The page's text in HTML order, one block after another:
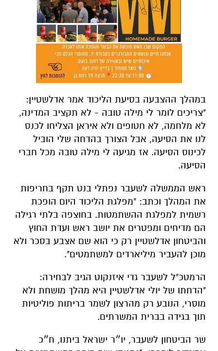
במהלך ההצבעה בסיעת הליכוד אמר אדלשטיין:
"צריכים לומר לי מילה טובה - לא תקציב המדינה,
לא מלחמה, לא חטופים ולא איראן הצליחו לכנס
לנו את הסיעה, אבל הצורך בהדחה שלי הוביל
לכינוס הסיעה. אז מגיעה לי מילה טובה מכל חברי
הסיעה.
ראש הממשלה לשעבר נפתלי בנט תקף בחריפות
את המהלך וכתב: "מפלגת הליכוד היום הופכת
רשמית למפלגת ההשתמטות. בחוצפה בלתי רגילה
הם מדיחים ומפטרים את יושב ראש ועדת החוץ
והביטחון אדלשטיין רק כי הוא שם אצבע בסכר ולא
מוכן להעביר מיליארדים למשתמטים".
הרמטכ"ל לשעבר גדי איזנקוט הגיב לבחירה:
"הדחתו של יולי אדלשטיין היא מהלך מושחת ולא
מוסרי, הנובע רק מהרצון לשמר בריתות פוליטיות
תוך בגידה בברית המשרתים.
שר הביטחון לשעבר, יו״ר ישראל ביתנו, ח״כ